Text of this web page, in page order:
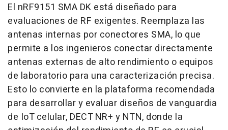
El nRF9151 SMA DK está diseñado para
evaluaciones de RF exigentes. Reemplaza las
antenas internas por conectores SMA, lo que
permite a los ingenieros conectar directamente
antenas externas de alto rendimiento o equipos
de laboratorio para una caracterización precisa.
Esto lo convierte en la plataforma recomendada
para desarrollar y evaluar diseños de vanguardia
de IoT celular, DECT NR+ y NTN, donde la